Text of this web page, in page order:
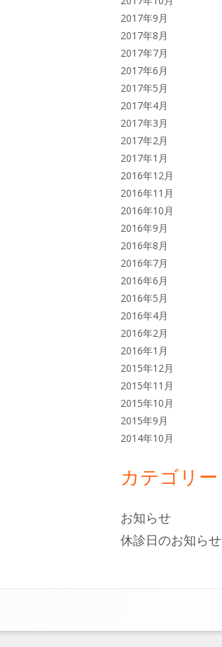
2017年9月
2017年8月
2017年7月
2017年6月
2017年5月
2017年4月
2017年3月
2017年2月
2017年1月
2016年12月
2016年11月
2016年10月
2016年9月
2016年8月
2016年7月
2016年6月
2016年5月
2016年4月
2016年2月
2016年1月
2015年12月
2015年11月
2015年10月
2015年9月
2014年10月
カテゴリー
お知らせ
休診日のお知らせ